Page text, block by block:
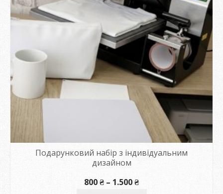
Подарунковий набір з індивідуальним
дизайном
800₴ – 1.500₴Диапазон